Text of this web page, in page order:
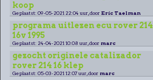
koop
Geplaatst: 09-05-2021 22:04 uur, door Eric Taelman
programa uitlezen ecu rover 214
16v 1995
Geplaatst: 24-04-2021 10:08 uur, door marc
gezocht originele catalizador
rover 214 16 klep
Geplaatst: 05-03-2021 12:07 uur, door marc